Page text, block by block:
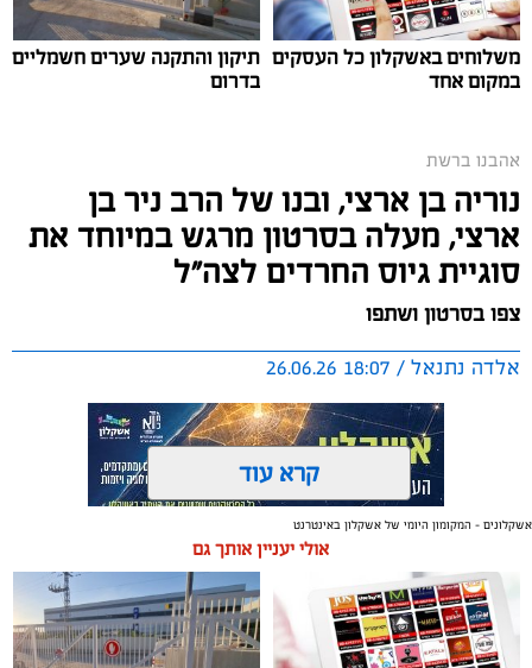
משלוחים באשקלון כל העסקים
במקום אחד
תיקון והתקנה שערים חשמליים
בדרום
אהבנו ברשת
נוריה בן ארצי, ובנו של הרב ניר בן
ארצי, מעלה בסרטון מרגש במיוחד את
סוגיית גיוס החרדים לצה"ל
צפו בסרטון ושתפו
אלדה נתנאל / 18:07 26.06.26
קרא עוד
אשקלונים - המקומון היומי של אשקלון באינטרנט
אולי יעניין אותך גם